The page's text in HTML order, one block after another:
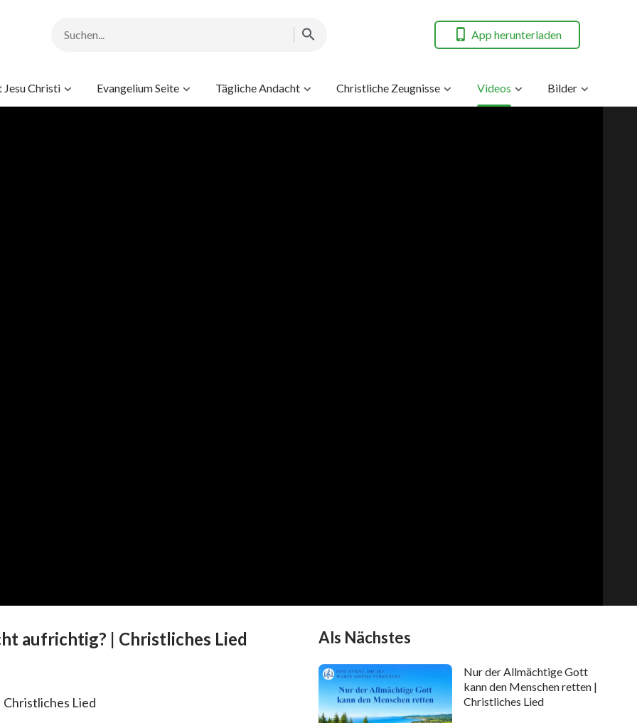
App herunterladen
Christi Evangelium Seite Tägliche Andacht Christliche Zeugnisse Videos Bilder
aufrichtig? | Christliches Lied
Lied
Als Nächstes
Nur der Allmächtige Gott
kann den Menschen retten |
Christliches Lied